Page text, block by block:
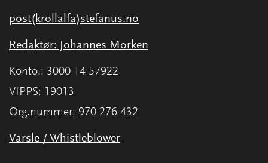
post(krollalfa)stefanus.no
Redaktør: Johannes Morken
Konto.: 3000 14 57922
VIPPS: 19013
Org.nummer: 970 276 432
Varsle / Whistleblower